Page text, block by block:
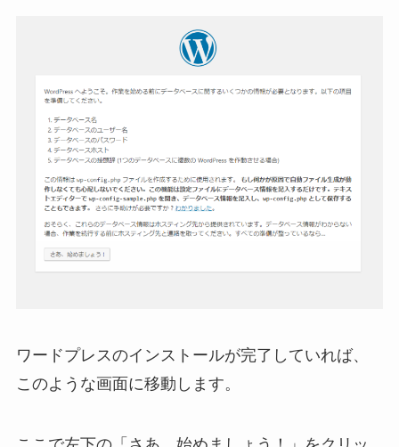
ワードプレスのインストールが完了していれば、
このような画面に移動します。